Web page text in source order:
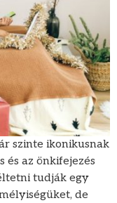
szinte ikonikusnak
és az önkifejezés
tudják egy
de